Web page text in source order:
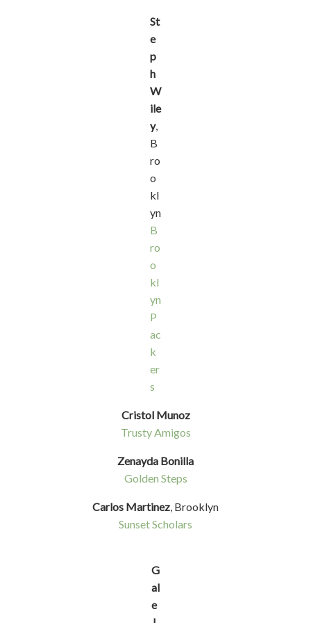
St
e
p
h
W
ile
y,
B
ro
o
kl
yn
B
ro
o
kl
yn
P
ac
k
er
s
Cristol Munoz
Trusty Amigos
Zenayda Bonilla
Golden Steps
Carlos Martinez, Brooklyn
Sunset Scholars
G
al
e